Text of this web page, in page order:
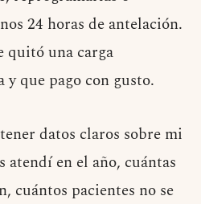
24 horas de antelación.
quitó una carga
que pago con gusto.
datos claros sobre mi
atendí en el año, cuántas
cuántos pacientes no se